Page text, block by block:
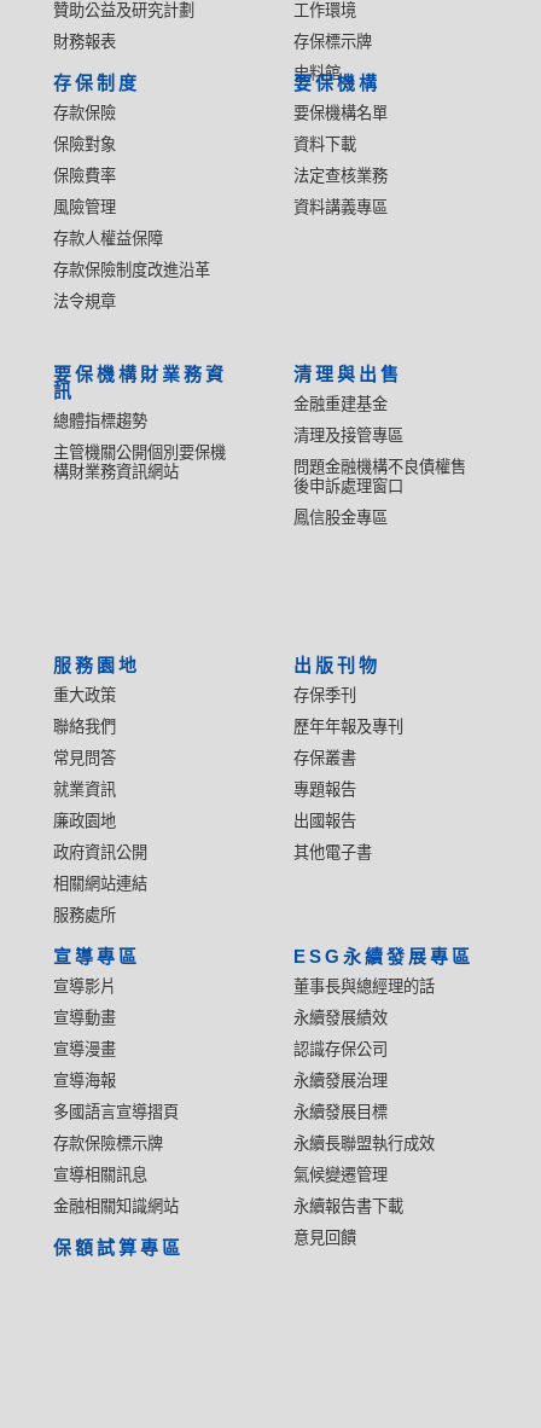
贊助公益及研究計劃
財務報表
工作環境
存保標示牌
史料館
存保制度
存款保險
保險對象
保險費率
風險管理
存款人權益保障
存款保險制度改進沿革
法令規章
要保機構
要保機構名單
資料下載
法定查核業務
資料講義專區
要保機構財業務資
訊
總體指標趨勢
主管機關公開個別要保機
構財業務資訊網站
清理與出售
金融重建基金
清理及接管專區
問題金融機構不良債權售
後申訴處理窗口
鳳信股金專區
服務園地
重大政策
聯絡我們
常見問答
就業資訊
廉政園地
政府資訊公開
相關網站連結
服務處所
出版刊物
存保季刊
歷年年報及專刊
存保叢書
專題報告
出國報告
其他電子書
宣導專區
宣導影片
宣導動畫
宣導漫畫
宣導海報
多國語言宣導摺頁
存款保險標示牌
宣導相關訊息
金融相關知識網站
ESG永續發展專區
董事長與總經理的話
永續發展績效
認識存保公司
永續發展治理
永續發展目標
永續長聯盟執行成效
氣候變遷管理
永續報告書下載
意見回饋
保額試算專區